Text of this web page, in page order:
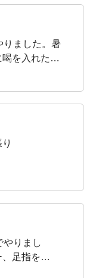
りました。暑
を入れたよ
りになって
やりまし
足指を突
た！